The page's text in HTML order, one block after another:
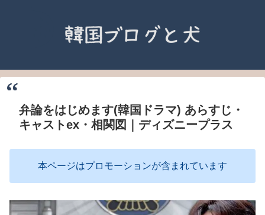
弁論をはじめます(韓国ドラマ) あらすじ・
キャストex・相関図｜ディズニープラス
本ページはプロモーションが含まれています